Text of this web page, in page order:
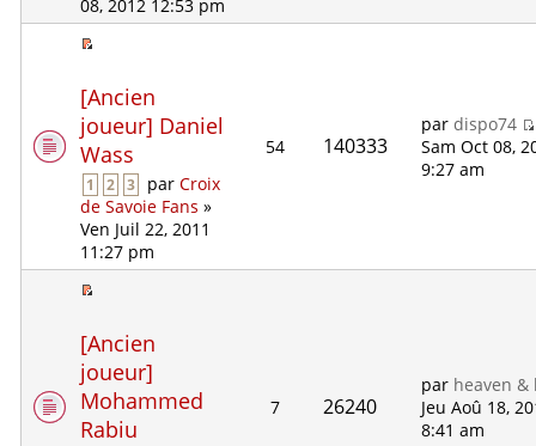
08, 2012 12:53 pm
[Ancien
joueur] Daniel
Wass
1 2 3 parCroix
de Savoie Fans »
Ven Juil 22, 2011
11:27 pm
54 140333
pardispo74
Sam Oct 08,
9:27 am
[Ancien
joueur]
Mohammed
Rabiu
7 26240
par heaven &
Jeu Aoû 18,
8:41 am